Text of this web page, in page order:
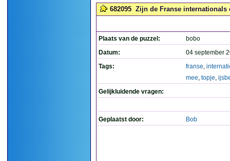
682095 Zijn de Franse
Plaats van de puzzel:
bobo
Datum:
04 september
Tags:
franse,
mee, topje,
Gelijkluidende vragen:
Geplaatst door: Bob